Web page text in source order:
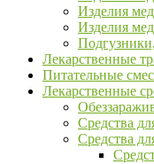
Изделия
Изделия
Лекарственные
Питательные
Лекарственные
Средства
Средства